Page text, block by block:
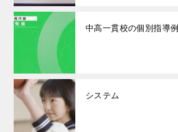
中高一貫校の個別指導例
システム